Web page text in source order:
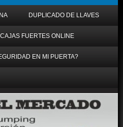
DUPLICADO DE LLAVES
FUERTES ONLINE
EN MI PUERTA?